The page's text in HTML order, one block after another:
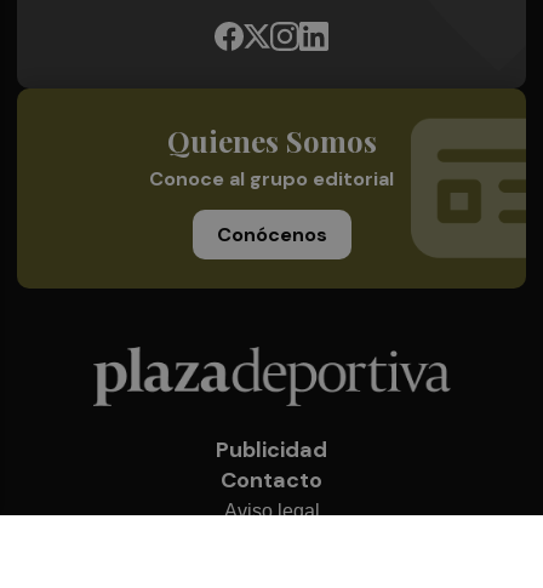
Quienes Somos
Conoce al grupo editorial
Conócenos
Publicidad
Contacto
Aviso legal